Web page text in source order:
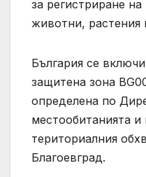
за регистриране
животни, растения
България се
защитена зона
определена по
местообитанията
териториалния
Благоевград.